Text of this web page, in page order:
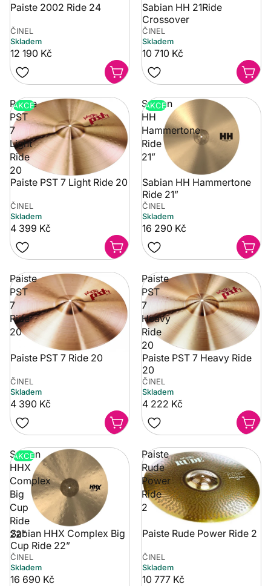
Paiste 2002 Ride 24
ČINEL
Skladem
12 190 Kč
Sabian HH 21Ride
Crossover
ČINEL
Skladem
10 710 Kč
Paiste
PST
7
Light
Ride
20
AKCE
Paiste PST 7 Light Ride 20
ČINEL
Skladem
4 399 Kč
Sabian
HH
Hammertone
Ride
21”
AKCE
Sabian HH Hammertone
Ride 21”
ČINEL
Skladem
16 290 Kč
Paiste
PST
7
Ride
20
Paiste PST 7 Ride 20
ČINEL
Skladem
4 390 Kč
Paiste
PST
7
Heavy
Ride
20
Paiste PST 7 Heavy Ride
20
ČINEL
Skladem
4 222 Kč
Sabian
HHX
Complex
Big
Cup
Ride
22”
AKCE
Sabian HHX Complex Big
Cup Ride 22”
ČINEL
Skladem
16 690 Kč
Paiste
Rude
Power
Ride
2
Paiste Rude Power Ride 2
ČINEL
Skladem
10 777 Kč